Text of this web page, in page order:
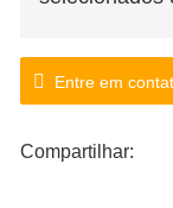
Entre em
Compartilhar: